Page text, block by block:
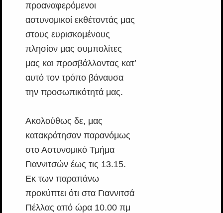
προαναφερόμενοι
αστυνομικοί εκθέτοντάς μας
στους ευρισκομένους
πλησίον μας συμπολίτες
μας και προσβάλλοντας κατ’
αυτό τον τρόπο βάναυσα
την προσωπικότητά μας.
Ακολούθως δε, μας
κατακράτησαν παρανόμως
στο Αστυνομικό Τμήμα
Γιαννιτσών έως τις 13.15.
Εκ των παραπάνω
προκύπτει ότι στα Γιαννιτσά
Πέλλας από ώρα 10.00 πμ